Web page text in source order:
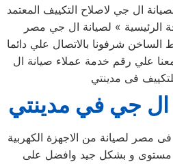
ال جي لاصلاح التكييف المعتمد
» لصيانة ال جي مصر
شرفونا بالاتصال علي دائما
علي رقم خدمة عملاء صيانة ال
ال جي في مدينتي‏
مصر لصيانة من الاجهزة الكهربية
مستوى و بشكل جيد وافضل على